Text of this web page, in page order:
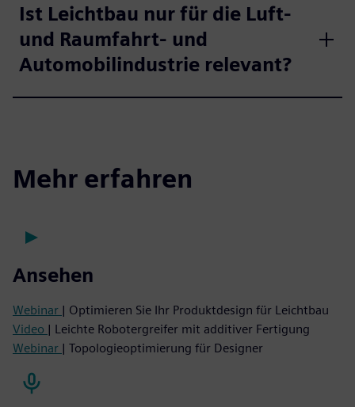
Ist Leichtbau nur für die Luft-
und Raumfahrt- und
Automobilindustrie relevant?
Mehr erfahren
Ansehen
Webinar | Optimieren Sie Ihr Produktdesign für Leichtbau
Video | Leichte Robotergreifer mit additiver Fertigung
Webinar | Topologieoptimierung für Designer